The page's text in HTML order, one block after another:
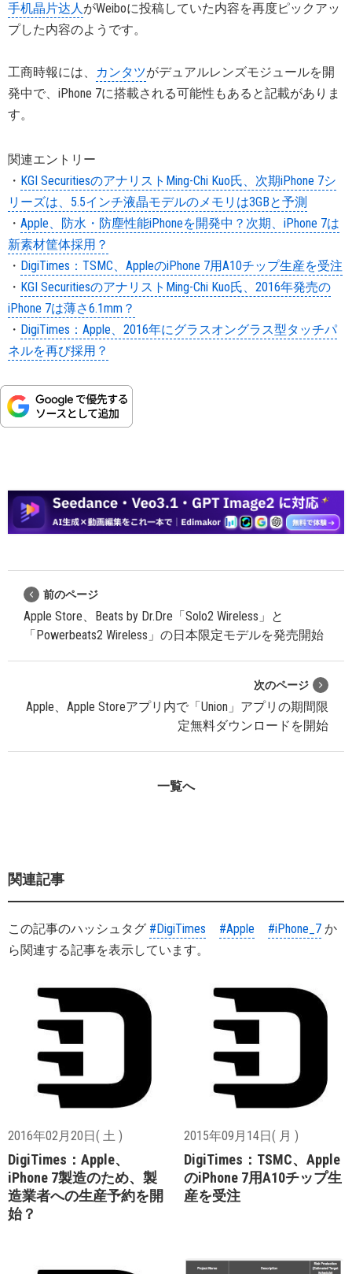
手机晶片达人がWeiboに投稿していた内容を再度ピックアッ
プした内容のようです。
工商時報には、 カンタツがデュアルレンズモジュールを開
発中で、iPhone 7に搭載される可能性もあると記載がありま
す。
関連エントリー
・ KGI SecuritiesのアナリストMing-Chi Kuo氏、次期iPhone 7シ
リーズは、5.5インチ液晶モデルのメモリは3GBと予測
・ Apple、防水・防塵性能iPhoneを開発中？次期、iPhone 7は
新素材筐体採用？
・ DigiTimes：TSMC、AppleのiPhone 7用A10チップ生産を受注
・ KGI SecuritiesのアナリストMing-Chi Kuo氏、2016年発売の
iPhone 7は薄さ6.1mm？
・ DigiTimes：Apple、2016年にグラスオングラス型タッチパ
ネルを再び採用？
前のページ
Apple Store、Beats by Dr.Dre「Solo2 Wireless」と
「Powerbeats2 Wireless」の日本限定モデルを発売開始
次のページ
Apple、Apple Storeアプリ内で「Union」アプリの期間限
定無料ダウンロードを開始
一覧へ
関連記事
この記事のハッシュタグ #DigiTimes #Apple #iPhone_7 か
ら関連する記事を表示しています。
2016年02月20日( 土 )
DigiTimes：Apple、
iPhone 7製造のため、製
造業者への生産予約を開
始？
2015年09月14日( 月 )
DigiTimes：TSMC、Apple
のiPhone 7用A10チップ生
産を受注